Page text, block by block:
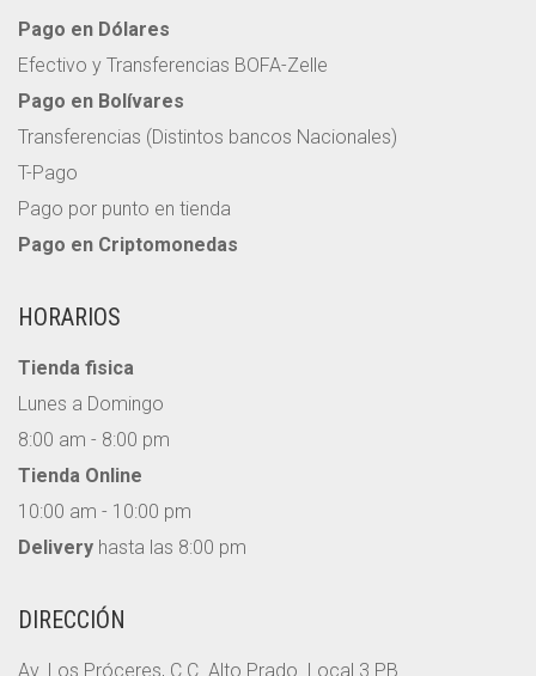
Pago en Dólares
Efectivo y Transferencias BOFA-Zelle
Pago en Bolívares
Transferencias (Distintos bancos Nacionales)
T-Pago
Pago por punto en tienda
Pago en Criptomonedas
HORARIOS
Tienda fisica
Lunes a Domingo
8:00 am - 8:00 pm
Tienda Online
10:00 am - 10:00 pm
Delivery hasta las 8:00 pm
DIRECCIÓN
Av. Los Próceres, C.C. Alto Prado. Local 3 PB